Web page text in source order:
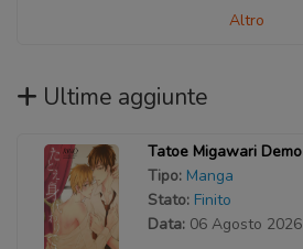
Altro
Ultime aggiunte
Tatoe Migawari Demo
Tipo: Manga
Stato: Finito
Data: 06 Agosto 2026